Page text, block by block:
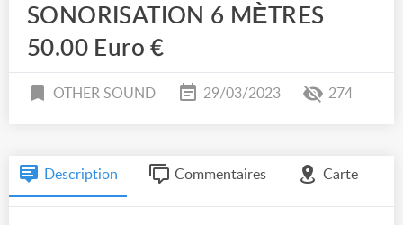
SONORISATION 6 MÈTRES
50.00 Euro €
OTHER SOUND 29/03/2023 274
Description Commentaires Carte